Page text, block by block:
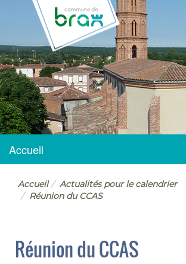
BRAX
Accueil
Accueil
Actualités pour le calendrier
Réunion du CCAS
Réunion du CCAS